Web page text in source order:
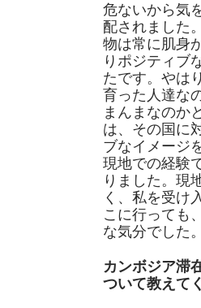
危ないから気
配されました
物は常に肌身
りポジティブ
たです。やは
育った人達な
まんまなのか
は、その国に
ブなイメージ
現地での経験
りました。現
く、私を受け
こに行っても
な気分でした。
カンボジア滞
ついて教えて